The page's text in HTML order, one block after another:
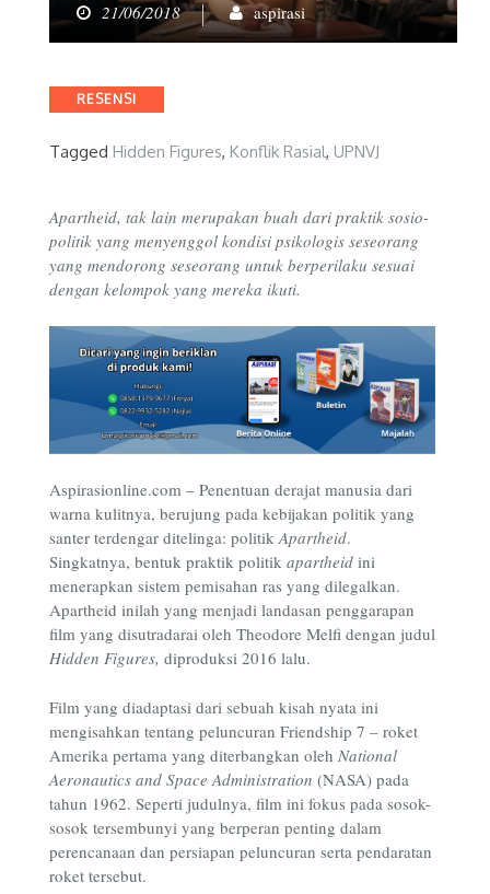
21/06/2018 aspirasi
Categories
RESENSI
Tagged Hidden Figures, Konflik Rasial, UPNVJ
Apartheid, tak lain merupakan buah dari praktik sosio-
politik yang menyenggol kondisi psikologis seseorang
yang mendorong seseorang untuk berperilaku sesuai
dengan kelompok yang mereka ikuti.
Aspirasionline.com – Penentuan derajat manusia dari
warna kulitnya, berujung pada kebijakan politik yang
santer terdengar ditelinga: politikApartheid.
Singkatnya, bentuk praktik politik apartheid ini
menerapkan sistem pemisahan ras yang dilegalkan.
Apartheid inilah yang menjadi landasan penggarapan
film yang disutradarai oleh Theodore Melfi dengan judul
Hidden Figures, diproduksi 2016 lalu.
Film yang diadaptasi dari sebuah kisah nyata ini
mengisahkan tentang peluncuran Friendship 7 – roket
Amerika pertama yang diterbangkan oleh National
Aeronautics and Space Administration (NASA) pada
tahun 1962. Seperti judulnya, film ini fokus pada sosok-
sosok tersembunyi yang berperan penting dalam
perencanaan dan persiapan peluncuran serta pendaratan
roket tersebut.